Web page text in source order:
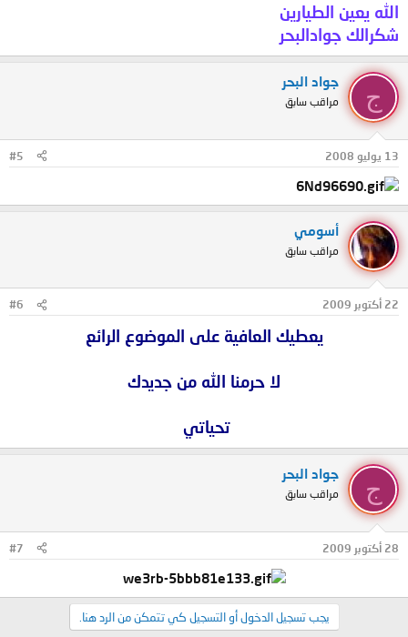
الله يعين الطيارين
شكرالك جوادالبحر
ج
جواد البحر
مراقب سابق
13 يوليو 2008 #5
أسومي
مراقب سابق
22 أكتوبر 2009 #6
يعطيك العافية على الموضوع الرائع
لا حرمنا الله من جديدك
تحياتي
ج
جواد البحر
مراقب سابق
28 أكتوبر 2009 #7
يجب تسجيل الدخول أو التسجيل كي تتمكن من الرد هنا.